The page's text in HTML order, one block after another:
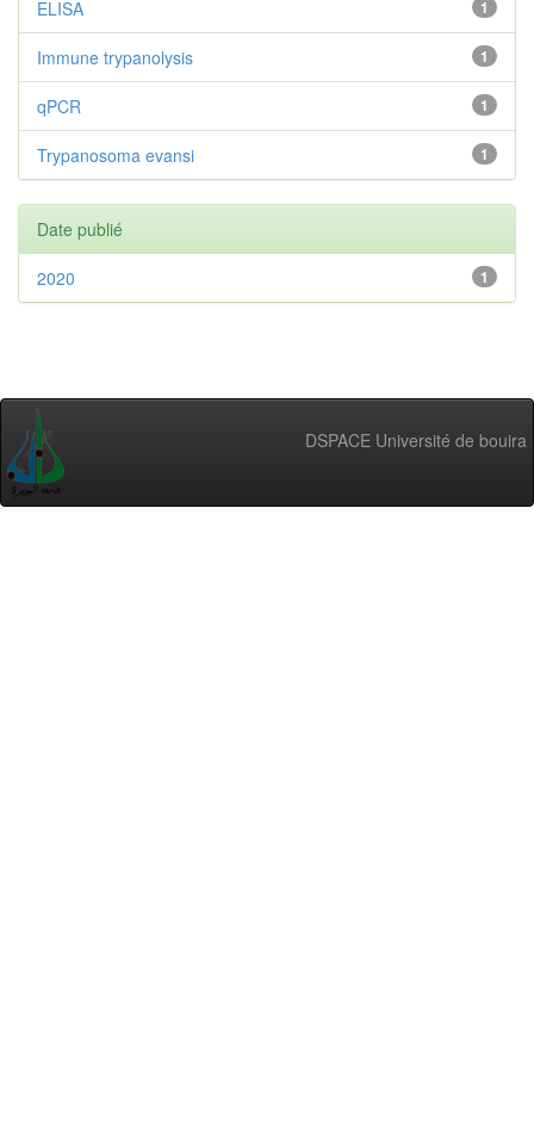
1
ELISA
1
Immune trypanolysis
1
qPCR
1
Trypanosoma evansi
Date publié
1
2020
DSPACE Université de bouira